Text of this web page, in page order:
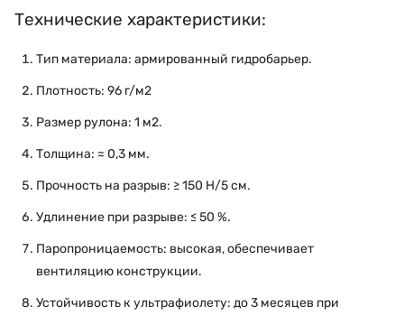
Технические характеристики:
Тип материала: армированный гидробарьер.
Плотность: 96 г/м2
Размер рулона: 1 м2.
Толщина: ≈ 0,3 мм.
Прочность на разрыв: ≥ 150 Н/5 см.
Удлинение при разрыве: ≤ 50 %.
Паропроницаемость: высокая, обеспечивает
вентиляцию конструкции.
Устойчивость к ультрафиолету: до 3 месяцев при